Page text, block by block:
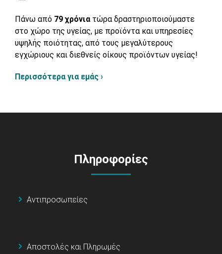
Πάνω από 79 χρόνια τώρα δραστηριοποιούμαστε
στο χώρο της υγείας, με προϊόντα και υπηρεσίες
υψηλής ποιότητας, από τους μεγαλύτερους
εγχώριους και διεθνείς οίκους προϊόντων υγείας!
Περισσότερα για εμάς ›
Πληροφορίες
Αντιπροσωπείες
Αποστολές και Πληρωμές